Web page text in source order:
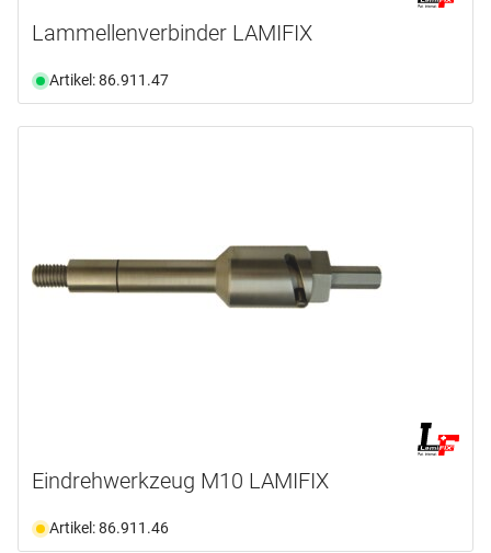
Lammellenverbinder LAMIFIX
Artikel: 86.911.47
Eindrehwerkzeug M10 LAMIFIX
Artikel: 86.911.46